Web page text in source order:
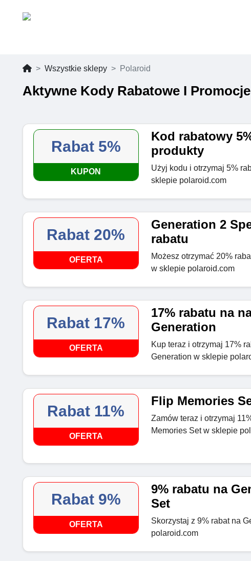
Wszystkie sklepy Polaroid
Aktywne Kody Rabatowe I
Rabat 5%
KUPON
Kod rabatowy
produkty
Użyj kodu i otrzymaj 5%
sklepie polaroid.com
Rabat 20%
OFERTA
Generation 2
rabatu
Możesz otrzymać 20%
w sklepie polaroid.com
Rabat 17%
OFERTA
17% rabatu na
Generation
Kup teraz i otrzymaj 17%
Generation w sklepie
Rabat 11%
OFERTA
Flip Memories
Zamów teraz i otrzymaj
Memories Set w sklepie
Rabat 9%
OFERTA
9% rabatu na
Set
Skorzystaj z 9% rabat na
polaroid.com